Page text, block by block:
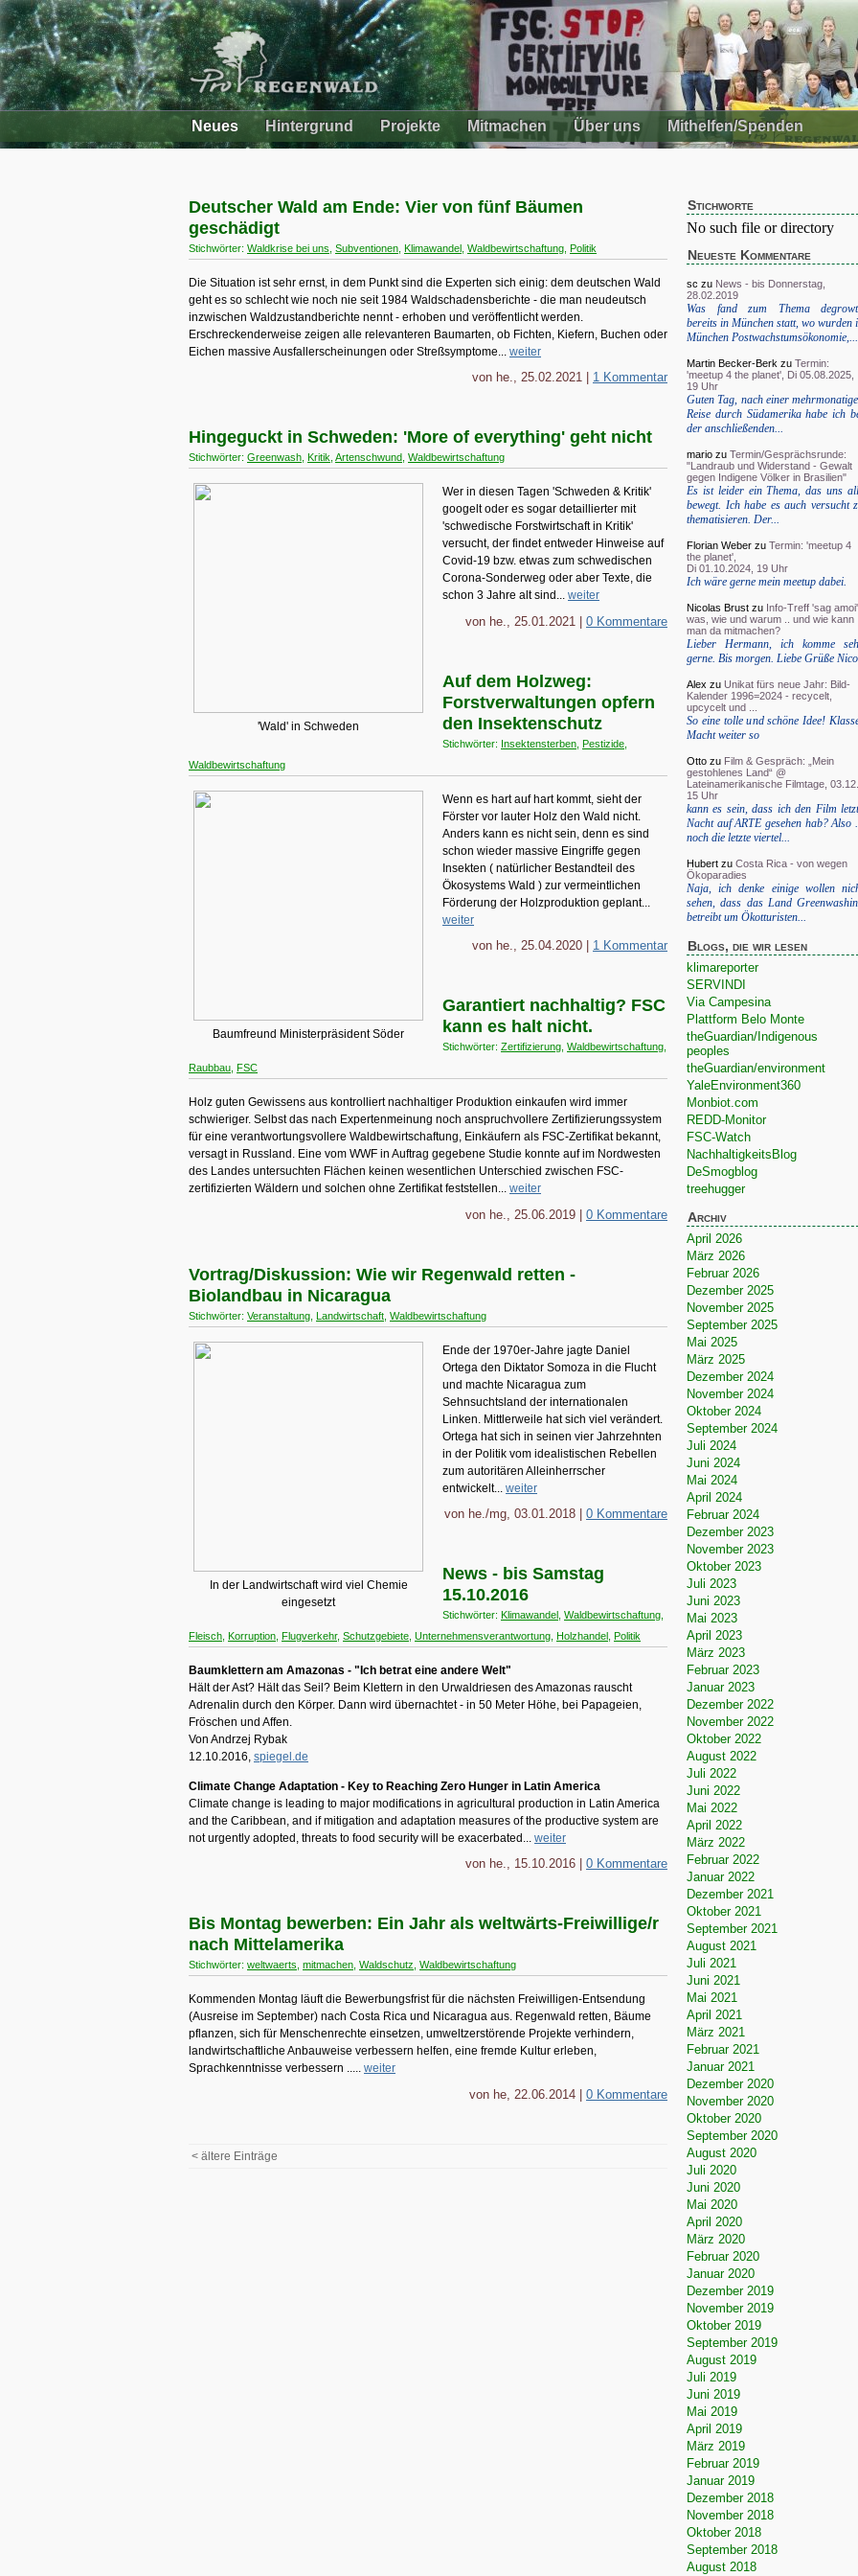
Neues Hintergrund Projekte Mitmachen Über uns Mithelfen/Spenden
Deutscher Wald am Ende: Vier von fünf Bäumen
geschädigt
Stichwörter: Waldkrise bei uns Subventionen Klimawandel Waldbewirtschaftung Politik
Die Situation ist sehr ernst, in dem Punkt sind die Experten sich einig: dem deutschen Wald
geht es so schlecht wie noch nie seit 1984 Waldschadensberichte - die man neudeutsch
inzwischen Waldzustandberichte nennt - erhoben und veröffentlicht werden.
Erschreckenderweise zeigen alle relevanteren Baumarten, ob Fichten, Kiefern, Buchen oder
Eichen massive Ausfallerscheinungen oder Streßsymptome... weiter
von he., 25.02.2021 | 1 Kommentar
Hingeguckt in Schweden: 'More of everything' geht nicht
Stichwörter: Greenwash, Kritik, Artenschwund, Waldbewirtschaftung
'Wald' in Schweden
Wer in diesen Tagen 'Schweden & Kritik'
googelt oder es sogar detaillierter mit
'schwedische Forstwirtschaft in Kritik'
versucht, der findet entweder Hinweise auf
Covid-19 bzw. etwas zum schwedischen
Corona-Sonderweg oder aber Texte, die
schon 3 Jahre alt sind... weiter
von he., 25.01.2021 | 0 Kommentare
Auf dem Holzweg:
Forstverwaltungen opfern
den Insektenschutz
Stichwörter: Insektensterben Pestizide
Waldbewirtschaftung
Baumfreund Ministerpräsident Söder
Wenn es hart auf hart kommt, sieht der
Förster vor lauter Holz den Wald nicht.
Anders kann es nicht sein, denn es sind
schon wieder massive Eingriffe gegen
Insekten ( natürlicher Bestandteil des
Ökosystems Wald ) zur vermeintlichen
Förderung der Holzproduktion geplant...
weiter
von he., 25.04.2020 | 1 Kommentar
Garantiert nachhaltig? FSC
kann es halt nicht.
Stichwörter: Zertifizierung, Waldbewirtschaftung,
Raubbau, FSC
Holz guten Gewissens aus kontrolliert nachhaltiger Produktion einkaufen wird immer
schwieriger. Selbst das nach Expertenmeinung noch anspruchvollere Zertifizierungssystem
für eine verantwortungsvollere Waldbewirtschaftung, Einkäufern als FSC-Zertifikat bekannt,
versagt in Russland. Eine vom WWF in Auftrag gegebene Studie konnte auf im Nordwesten
des Landes untersuchten Flächen keinen wesentlichen Unterschied zwischen FSC-
zertifizierten Wäldern und solchen ohne Zertifikat feststellen... weiter
von he., 25.06.2019 | 0 Kommentare
Vortrag/Diskussion: Wie wir Regenwald retten -
Biolandbau in Nicaragua
Stichwörter: Veranstaltung Landwirtschaft Waldbewirtschaftung
In der Landwirtschaft wird viel Chemie
eingesetzt
Ende der 1970er-Jahre jagte Daniel
Ortega den Diktator Somoza in die Flucht
und machte Nicaragua zum
Sehnsuchtsland der internationalen
Linken. Mittlerweile hat sich viel verändert.
Ortega hat sich in seinen vier Jahrzehnten
in der Politik vom idealistischen Rebellen
zum autoritären Alleinherrscher
entwickelt... weiter
von he./mg, 03.01.2018 | 0 Kommentare
News - bis Samstag
15.10.2016
Stichwörter: Klimawandel Waldbewirtschaftung
Fleisch
Korruption Flugverkehr, Schutzgebiete Unternehmensverantwortung Holzhandel Politik
Baumklettern am Amazonas - "Ich betrat eine andere Welt"
Hält der Ast? Hält das Seil? Beim Klettern in den Urwaldriesen des Amazonas rauscht
Adrenalin durch den Körper. Dann wird übernachtet - in 50 Meter Höhe, bei Papageien,
Fröschen und Affen.
Von Andrzej Rybak
12.10.2016, spiegel.de
Climate Change Adaptation - Key to Reaching Zero Hunger in Latin America
Climate change is leading to major modifications in agricultural production in Latin America
and the Caribbean, and if mitigation and adaptation measures of the productive system are
not urgently adopted, threats to food security will be exacerbated... weiter
von he., 15.10.2016 | 0 Kommentare
Bis Montag bewerben: Ein Jahr als weltwärts-Freiwillige/r
nach Mittelamerika
Stichwörter: weltwaerts mitmachen Waldschutz Waldbewirtschaftung
Kommenden Montag läuft die Bewerbungsfrist für die nächsten Freiwilligen-Entsendung
(Ausreise im September) nach Costa Rica und Nicaragua aus. Regenwald retten, Bäume
pflanzen, sich für Menschenrechte einsetzen, umweltzerstörende Projekte verhindern,
landwirtschaftliche Anbauweise verbessern helfen, eine fremde Kultur erleben,
Sprachkenntnisse verbessern ..... weiter
von he, 22.06.2014 | 0 Kommentare
< ältere Einträge
Stichworte
No such file or directory
Neueste Kommentare
sc zu News - bis Donnerstag,
28.02.2019
Was fand zum Thema
bereits in München statt, wo wurden
München Postwachstumsökonomie,...
Martin Becker-Berk zu Termin:
'meetup 4 the planet', Di 05.08.2025,
19 Uhr
Guten Tag, nach einer
Reise durch Südamerika habe ich
der anschließenden...
mario zu Termin/Gesprächsrunde:
"Landraub und Widerstand - Gewalt
gegen Indigene Völker in Brasilien"
Es ist leider ein Thema, das uns
bewegt. Ich habe es auch versucht
thematisieren. Der...
Florian Weber zu Termin: 'meetup 4
the planet',
Di 01.10.2024, 19 Uhr
Ich wäre gerne mein meetup dabei.
Nicolas Brust zu Info-Treff 'sag
was, wie und warum .. und wie kann
man da mitmachen?
Lieber Hermann, ich komme
gerne. Bis morgen. Liebe Grüße Nico
Alex zu Unikat fürs neue Jahr: Bild-
Kalender 1996=2024 - recycelt,
upcycelt und ...
So eine tolle und schöne Idee!
Macht weiter so
Otto zu Film & Gespräch: „Mein
gestohlenes Land“ @
Lateinamerikanische Filmtage, 03.12.,
15 Uhr
kann es sein, dass ich den Film
Nacht auf ARTE gesehen hab? Also ...
noch die letzte viertel...
Hubert zu Costa Rica - von wegen
Ökoparadies
Naja, ich denke einige wollen
sehen, dass das Land
betreibt um Ökotturisten...
Blogs, die wir lesen
klimareporter
SERVINDI
Via Campesina
Plattform Belo Monte
theGuardian/Indigenous
peoples
theGuardian/environment
YaleEnvironment360
Monbiot.com
REDD-Monitor
FSC-Watch
NachhaltigkeitsBlog
DeSmogblog
treehugger
Archiv
April 2026
März 2026
Februar 2026
Dezember 2025
November 2025
September 2025
Mai 2025
März 2025
Dezember 2024
November 2024
Oktober 2024
September 2024
Juli 2024
Juni 2024
Mai 2024
April 2024
Februar 2024
Dezember 2023
November 2023
Oktober 2023
Juli 2023
Juni 2023
Mai 2023
April 2023
März 2023
Februar 2023
Januar 2023
Dezember 2022
November 2022
Oktober 2022
August 2022
Juli 2022
Juni 2022
Mai 2022
April 2022
März 2022
Februar 2022
Januar 2022
Dezember 2021
Oktober 2021
September 2021
August 2021
Juli 2021
Juni 2021
Mai 2021
April 2021
März 2021
Februar 2021
Januar 2021
Dezember 2020
November 2020
Oktober 2020
September 2020
August 2020
Juli 2020
Juni 2020
Mai 2020
April 2020
März 2020
Februar 2020
Januar 2020
Dezember 2019
November 2019
Oktober 2019
September 2019
August 2019
Juli 2019
Juni 2019
Mai 2019
April 2019
März 2019
Februar 2019
Januar 2019
Dezember 2018
November 2018
Oktober 2018
September 2018
August 2018